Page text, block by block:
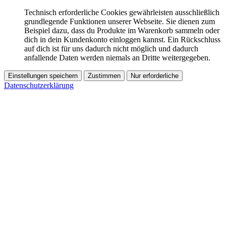
Technisch erforderliche Cookies gewährleisten ausschließlich
grundlegende Funktionen unserer Webseite. Sie dienen zum
Beispiel dazu, dass du Produkte im Warenkorb sammeln oder
dich in dein Kundenkonto einloggen kannst. Ein Rückschluss
auf dich ist für uns dadurch nicht möglich und dadurch
anfallende Daten werden niemals an Dritte weitergegeben.
Einstellungen speichern Zustimmen Nur erforderliche
Datenschutzerklärung